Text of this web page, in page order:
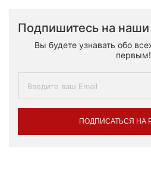
Подпишитесь на наши
Вы будете узнавать обо
первым!
ПОДПИСАТЬСЯ НА